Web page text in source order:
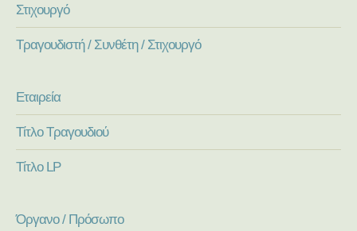
Στιχουργό
Τραγουδιστή / Συνθέτη / Στιχουργό
Εταιρεία
Τίτλο Τραγουδιού
Τίτλο LP
Όργανο / Πρόσωπο